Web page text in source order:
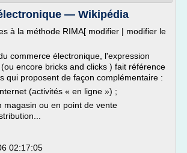
— Wikipédia
à la méthode RIMA[ modifier | modifier le
commerce électronique, l'expression
encore bricks and clicks ) fait référence
qui proposent de façon complémentaire :
(activités « en ligne ») ;
magasin ou en point de vente
02:17:05